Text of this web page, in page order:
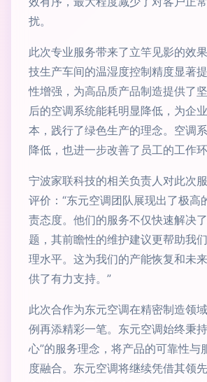
扰。
此次专业服务带来了立竿见影的效
技生产车间的温湿度控制精度显著
性增强，为高品质产品制造提供了
后的空调系统能耗明显降低，为企
本，践行了绿色生产的理念。空调
降低，也进一步改善了员工的工作环
宁波家联科技的相关负责人对此次
评价：“东元空调团队展现出了极高
责态度。他们的服务不仅快速解决
题，其前瞻性的维护建议更帮助我
理水平。这为我们的产能恢复和未
供了有力支持。”
此次合作为东元空调在精密制造领
例再添精彩一笔。东元空调始终秉
心”的服务理念，将产品的可靠性与
度融合。东元空调将继续凭借其领